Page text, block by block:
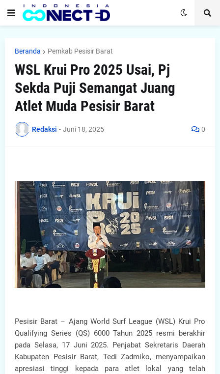
Beranda Pemkab Pesisir Barat
WSL Krui Pro 2025 Usai, Pj
Sekda Puji Semangat Juang
Atlet Muda Pesisir Barat
Redaksi - Juni 18, 2025 0
Pesisir Barat – Ajang World Surf League (WSL) Krui Pro
Qualifying Series (QS) 6000 Tahun 2025 resmi berakhir
pada Selasa, 17 Juni 2025. Penjabat Sekretaris Daerah
Kabupaten Pesisir Barat, Tedi Zadmiko, menyampaikan
apresiasi tinggi kepada para atlet lokal yang telah